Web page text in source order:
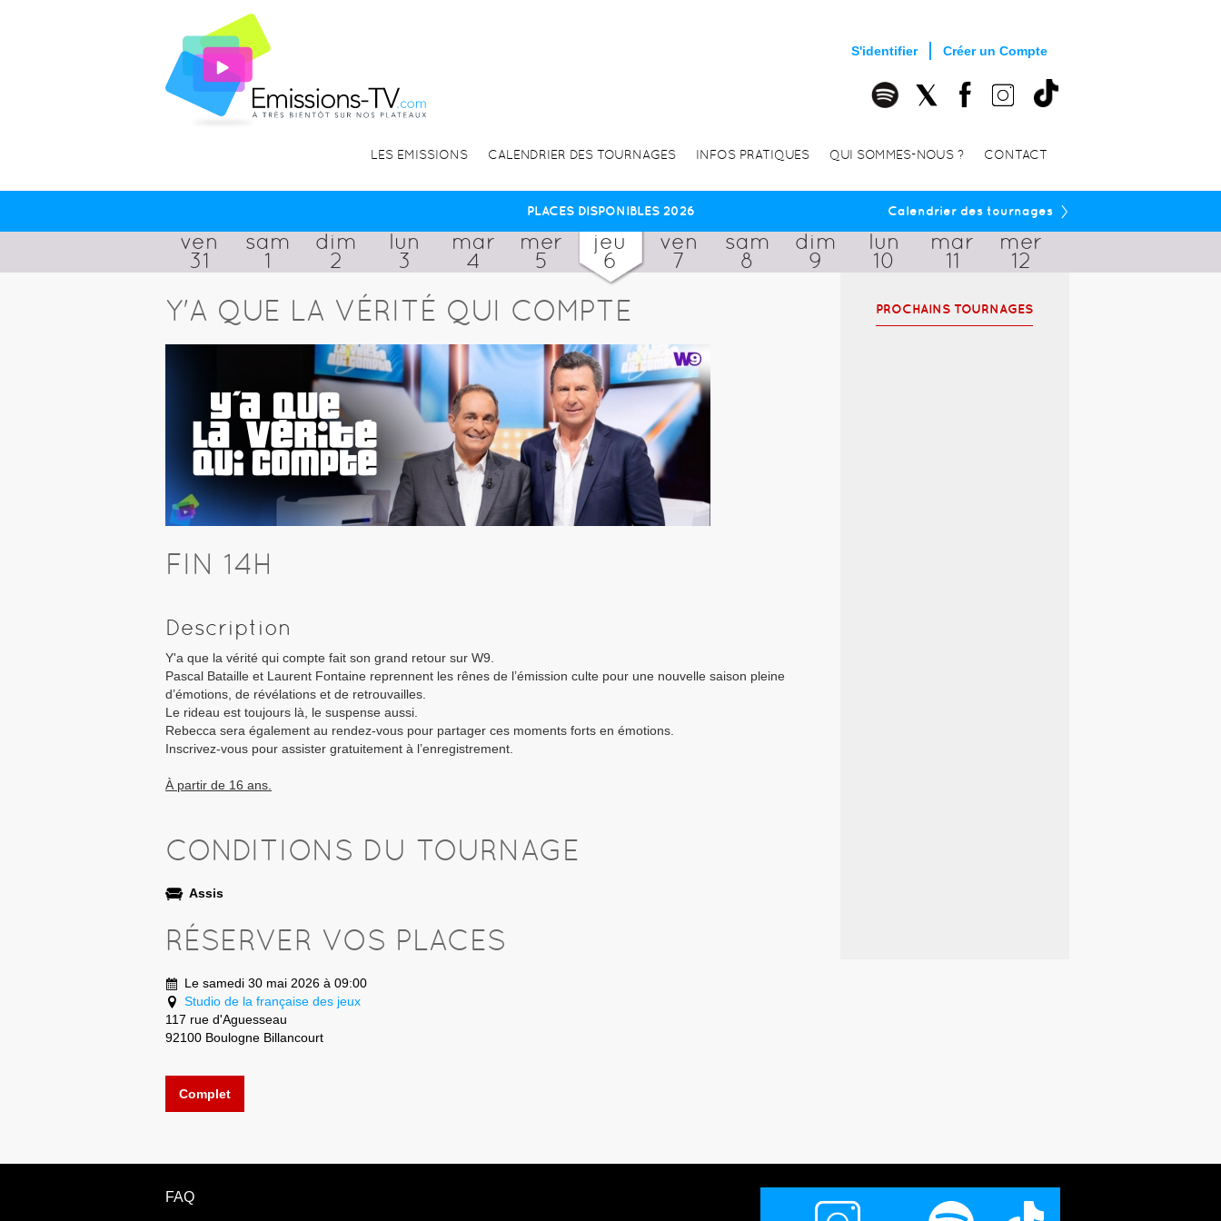
S'identifier Créer un Compte
LES EMISSIONS CALENDRIER DES TOURNAGES INFOS PRATIQUES QUI SOMMES-NOUS ? CONTACT
PLACES DISPONIBLES 2026 Calendrier des tournages ›
ven
31
sam
1
dim
2
lun
3
mar
4
mer
5
jeu
6
ven
7
sam
8
dim
9
lun
10
mar
11
mer
12
Y'A QUE LA VÉRITÉ QUI COMPTE
FIN 14H
Description
Y'a que la vérité qui compte fait son grand retour sur W9.
Pascal Bataille et Laurent Fontaine reprennent les rênes de l’émission culte pour une nouvelle saison pleine
d’émotions, de révélations et de retrouvailles.
Le rideau est toujours là, le suspense aussi.
Rebecca sera également au rendez-vous pour partager ces moments forts en émotions.
Inscrivez-vous pour assister gratuitement à l’enregistrement.
À partir de 16 ans.
CONDITIONS DU TOURNAGE
Assis
RÉSERVER VOS PLACES
Le samedi 30 mai 2026 à 09:00
Studio de la française des jeux
117 rue d'Aguesseau
92100 Boulogne Billancourt
Complet
PROCHAINS TOURNAGES
FAQ